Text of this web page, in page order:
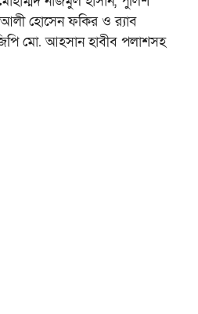
হোসেন ফকির ও র‍্যাব
মো. আহসান হাবীব পলাশসহ